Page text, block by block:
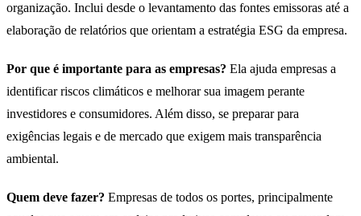
organização. Inclui desde o levantamento das fontes emissoras até a
elaboração de relatórios que orientam a estratégia ESG da empresa.
Por que é importante para as empresas? Ela ajuda empresas a
identificar riscos climáticos e melhorar sua imagem perante
investidores e consumidores. Além disso, se preparar para
exigências legais e de mercado que exigem mais transparência
ambiental.
Quem deve fazer? Empresas de todos os portes, principalmente